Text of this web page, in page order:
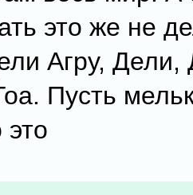
это же не
Агру, Дели,
Пусть
это